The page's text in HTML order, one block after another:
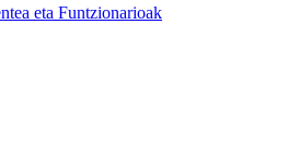
eta Funtzionarioak